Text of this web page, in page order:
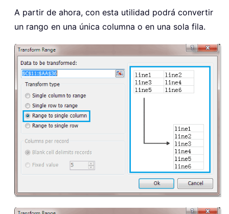
A partir de ahora, con esta utilidad podrá convertir
un rango en una única columna o en una sola fila.